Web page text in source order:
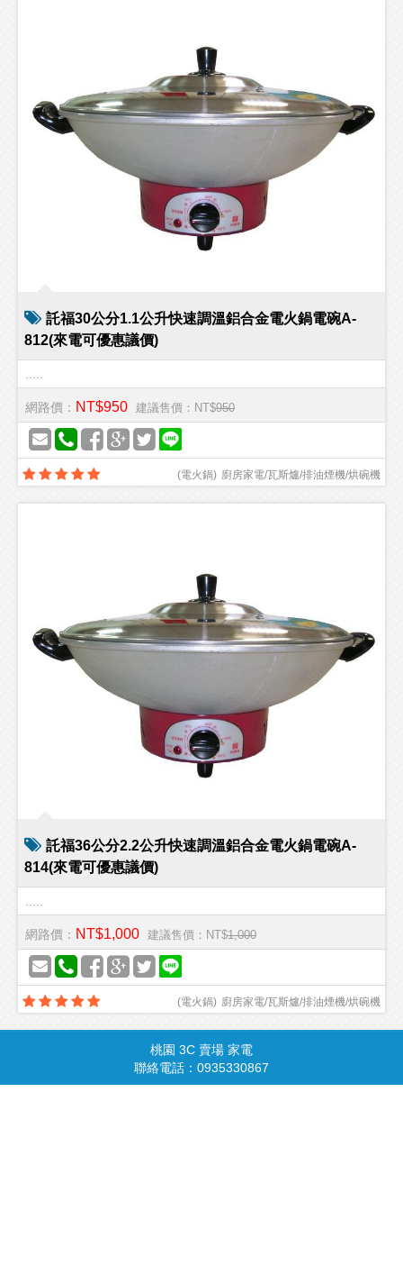
託福30公分1.1公升快速調溫鋁合金電火鍋電碗A-
812(來電可優惠議價)
網路價： NT$950 建議售價：NT$950
廚房家電/瓦斯爐/排油煙機/烘碗機
(電火鍋)
託福36公分2.2公升快速調溫鋁合金電火鍋電碗A-
814(來電可優惠議價)
網路價： NT$1,000 建議售價：NT$1,000
廚房家電/瓦斯爐/排油煙機/烘碗機
(電火鍋)
請由此進入
桃園 3C 賣場 家電
聯絡電話：0935330867